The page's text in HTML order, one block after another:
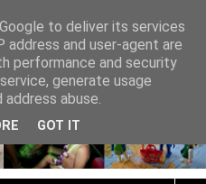
to deliver its services
address and user-agent are
performance and security
generate usage
abuse.
GOT IT